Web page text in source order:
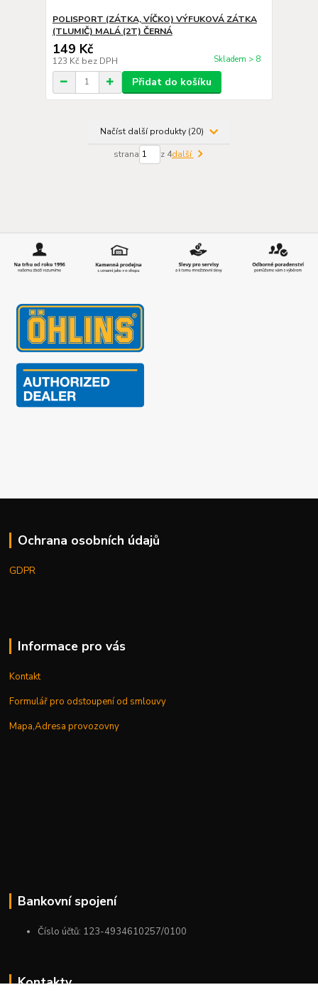
POLISPORT (ZÁTKA, VÍČKO) VÝFUKOVÁ ZÁTKA
(TLUMIČ) MALÁ (2T) ČERNÁ
149 Kč
123 Kč bez DPH Skladem > 8
Přidat do košíku
Načíst další produkty (20)
strana z 4další
Ochrana osobních údajů
GDPR
Informace pro vás
Kontakt
Formulář pro odstoupení od smlouvy
Mapa,Adresa provozovny
Bankovní spojení
Číslo účtů: 123-4934610257/0100
Kontakty